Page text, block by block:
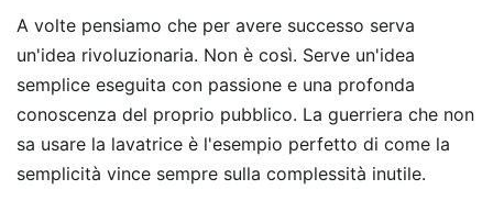
A volte pensiamo che per avere successo serva
un'idea rivoluzionaria. Non è così. Serve un'idea
semplice eseguita con passione e una profonda
conoscenza del proprio pubblico. La guerriera che non
sa usare la lavatrice è l'esempio perfetto di come la
semplicità vince sempre sulla complessità inutile.